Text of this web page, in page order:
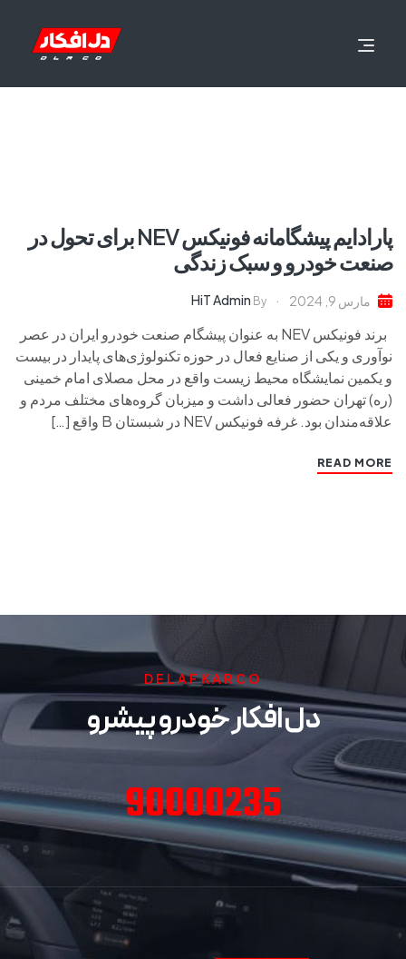
پارادایم پیشگامانه فونیکس NEV برای تحول در
صنعت خودرو و سبک زندگی
مارس 9, 2024 By
HiT Admin
برند فونیکس NEV به عنوان پیشگام صنعت خودرو ایران در عصر
نوآوری و یکی از صنایع فعال در حوزه تکنولوژی‌های پایدار در بیست
و یکمین نمایشگاه محیط زیست واقع در محل مصلای امام خمینی
(ره) تهران حضور فعالی داشت و میزبان گروه‌های مختلف مردم و
علاقه‌مندان بود. غرفه فونیکس NEV در شبستان B واقع […]
READ MORE
DELAFKARCO
دل افکار خودرو پیشرو
90000235